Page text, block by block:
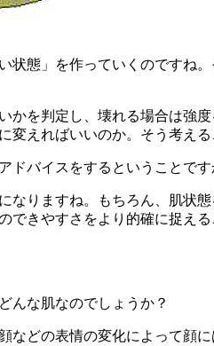
態」を作っていくのですね
を判定し、壊れる場合は強
えればいいのか。そう考え
バイスをするということです
なりますね。もちろん、肌状
きやすさをより的確に捉え
んな肌なのでしょうか？
どの表情の変化によって顔